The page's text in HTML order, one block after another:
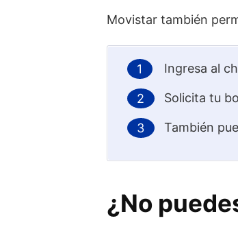
Movistar también
Ingresa al
Solicita tu
También
¿No